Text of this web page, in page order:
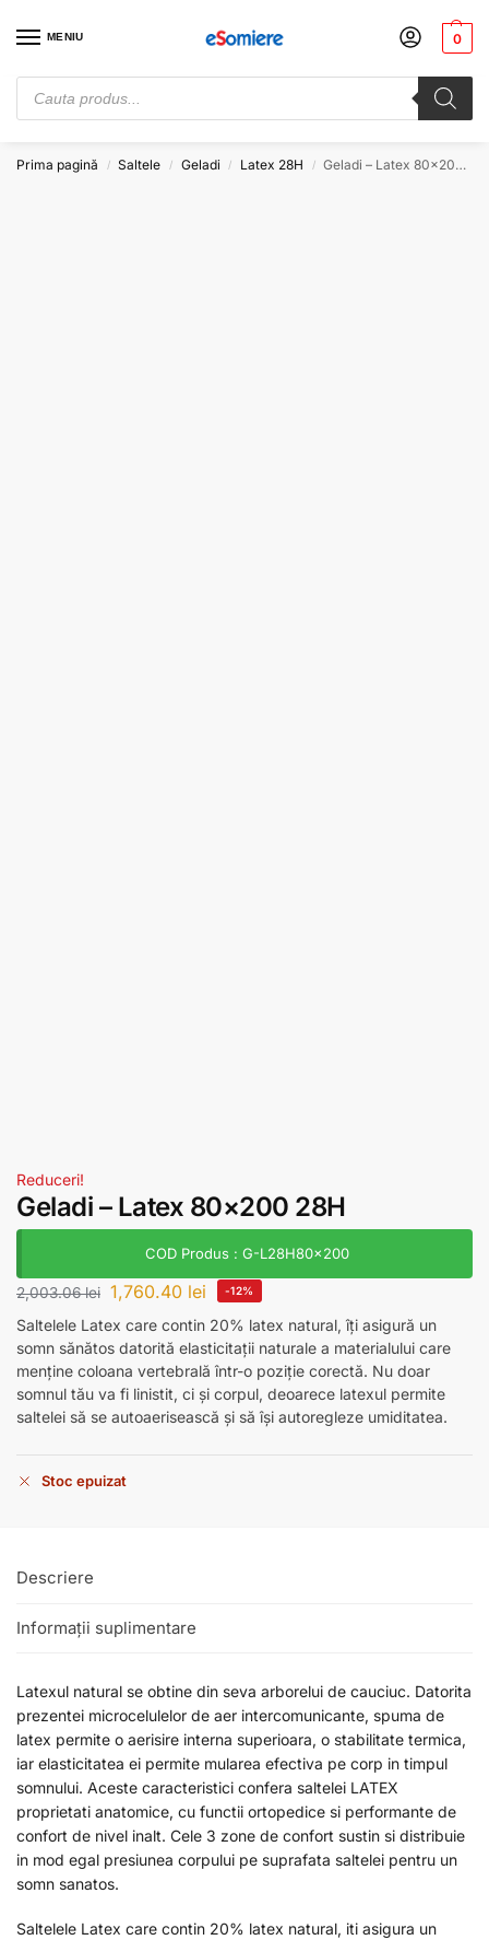
MENIU 0
Cauți somiere de pat? Vezi preturile de producator. Alege-ți somiera
potrivită. Comandă acum!
Prima pagină / Saltele / Geladi / Latex 28H / Geladi – Latex 80×200 28H
Reduceri!
Geladi – Latex 80×200 28H
COD Produs : G-L28H80x200
2,003.06lei 1,760.40 lei -12%
Saltelele Latex care contin 20% latex natural, îți asigură un
somn sănătos datorită elasticitații naturale a materialului care
menține coloana vertebrală într-o poziție corectă. Nu doar
somnul tău va fi linistit, ci și corpul, deoarece latexul permite
saltelei să se autoaerisească și să își autoregleze umiditatea.
Stoc epuizat
Descriere
Informații suplimentare
Latexul natural se obtine din seva arborelui de cauciuc. Datorita
prezentei microcelulelor de aer intercomunicante, spuma de
latex permite o aerisire interna superioara, o stabilitate termica,
iar elasticitatea ei permite mularea efectiva pe corp in timpul
somnului. Aceste caracteristici confera saltelei LATEX
proprietati anatomice, cu functii ortopedice si performante de
confort de nivel inalt. Cele 3 zone de confort sustin si distribuie
in mod egal presiunea corpului pe suprafata saltelei pentru un
somn sanatos.
Saltelele Latex care contin 20% latex natural, iti asigura un